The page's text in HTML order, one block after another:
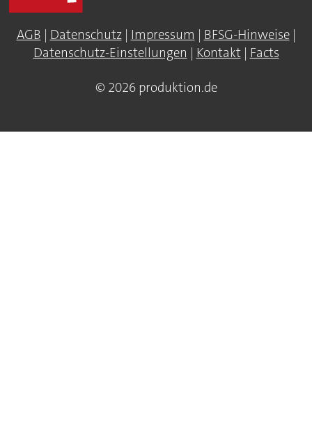
AGB | Datenschutz| Impressum | BFSG-Hinweise|
Datenschutz-Einstellungen | Kontakt| Facts
© 2026 produktion.de